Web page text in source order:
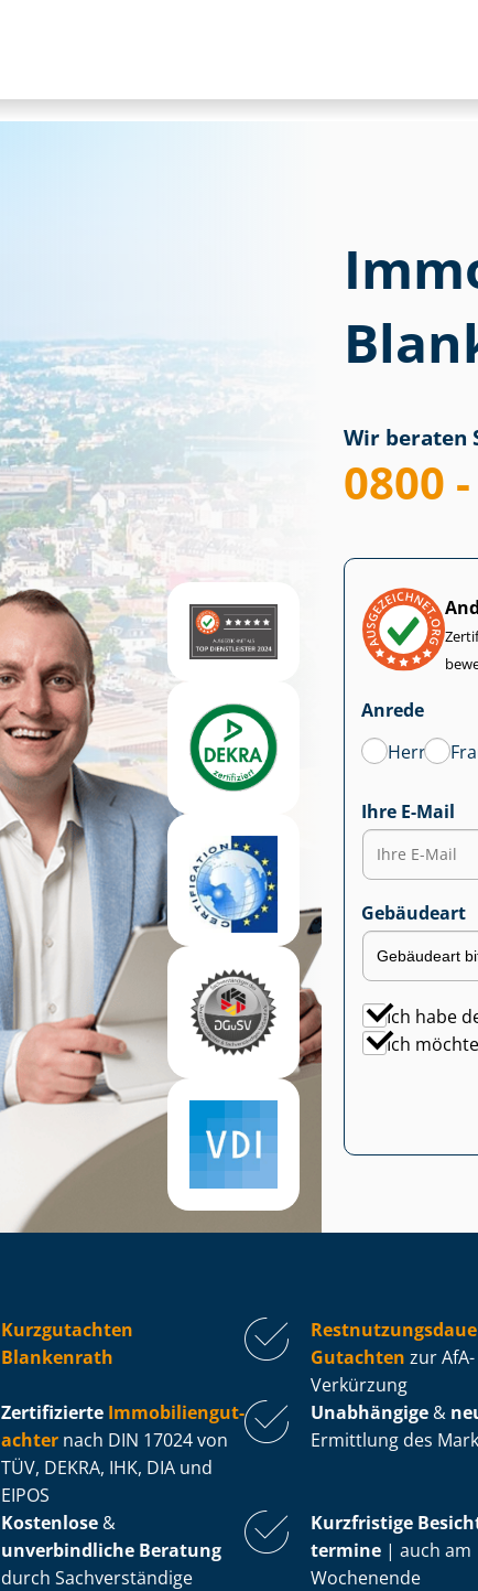
Wir beraten
0800
Anrede
Herr
Ihre E-Mail
Gebäudeart
Ich habe
Ich
Kurzgutachten
Blankenrath
Gutachten zur AfA-
Verkürzung
Zertifizierte Im­mo­bi­li­en­gut­
ach­ter nach DIN 17024 von
TÜV, DEKRA, IHK, DIA und
EIPOS
Unabhängige &
Ermittlung des
Kostenlose &
unverbindliche Beratung
durch Sachverständige
Kurzfristige
ter­mi­ne | auch am
Wochenende